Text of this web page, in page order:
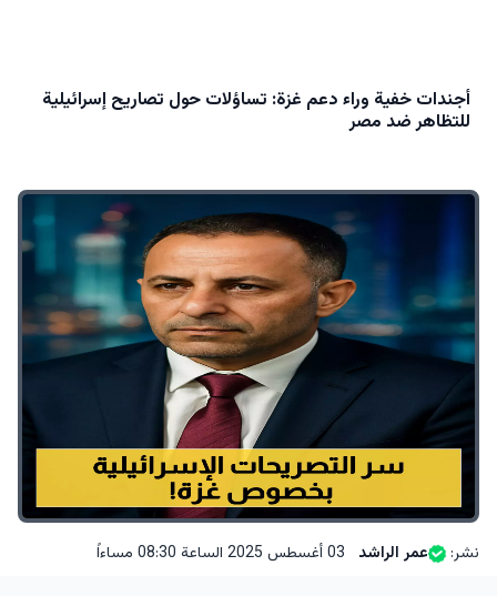
أجندات خفية وراء دعم غزة: تساؤلات حول تصاريح إسرائيلية
للتظاهر ضد مصر
نشر: عمر الراشد 03 أغسطس 2025 الساعة 08:30 مساءاً